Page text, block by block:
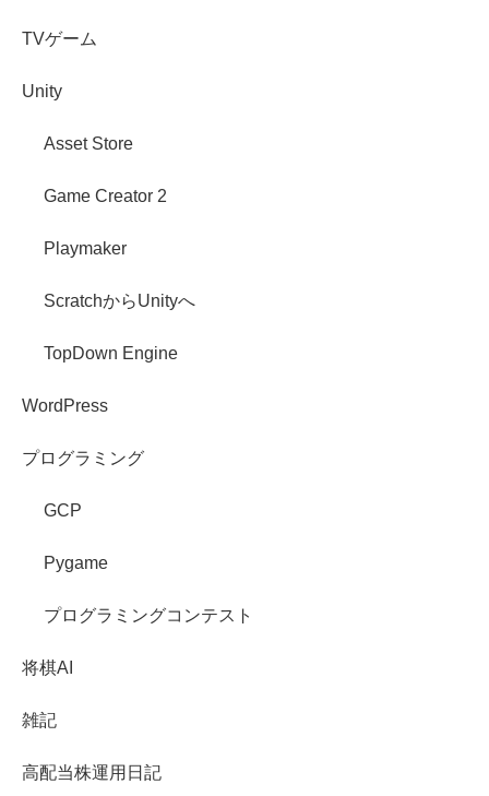
TVゲーム
Unity
Asset Store
Game Creator 2
Playmaker
ScratchからUnityへ
TopDown Engine
WordPress
プログラミング
GCP
Pygame
プログラミングコンテスト
将棋AI
雑記
高配当株運用日記